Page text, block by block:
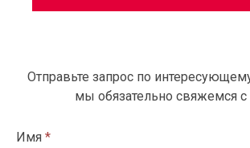
Отправьте запрос по
мы обязательно свяжемся
Имя *